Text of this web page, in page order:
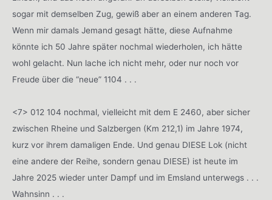
sogar mit demselben Zug, gewiß aber an einem anderen Tag.
Wenn mir damals Jemand gesagt hätte, diese Aufnahme
könnte ich 50 Jahre später nochmal wiederholen, ich hätte
wohl gelacht. Nun lache ich nicht mehr, oder nur noch vor
Freude über die “neue” 1104 . . .
<7> 012 104 nochmal, vielleicht mit dem E 2460, aber sicher
zwischen Rheine und Salzbergen (Km 212,1) im Jahre 1974,
kurz vor ihrem damaligen Ende. Und genau DIESE Lok (nicht
eine andere der Reihe, sondern genau DIESE) ist heute im
Jahre 2025 wieder unter Dampf und im Emsland unterwegs . . .
Wahnsinn . . .